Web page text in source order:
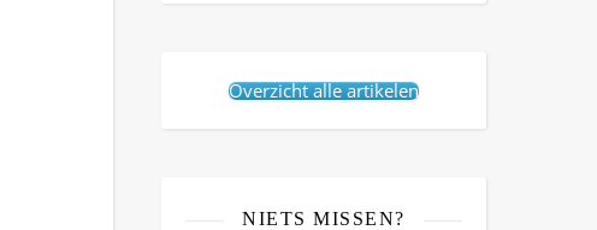
Overzicht alle artikelen
NIETS MISSEN?